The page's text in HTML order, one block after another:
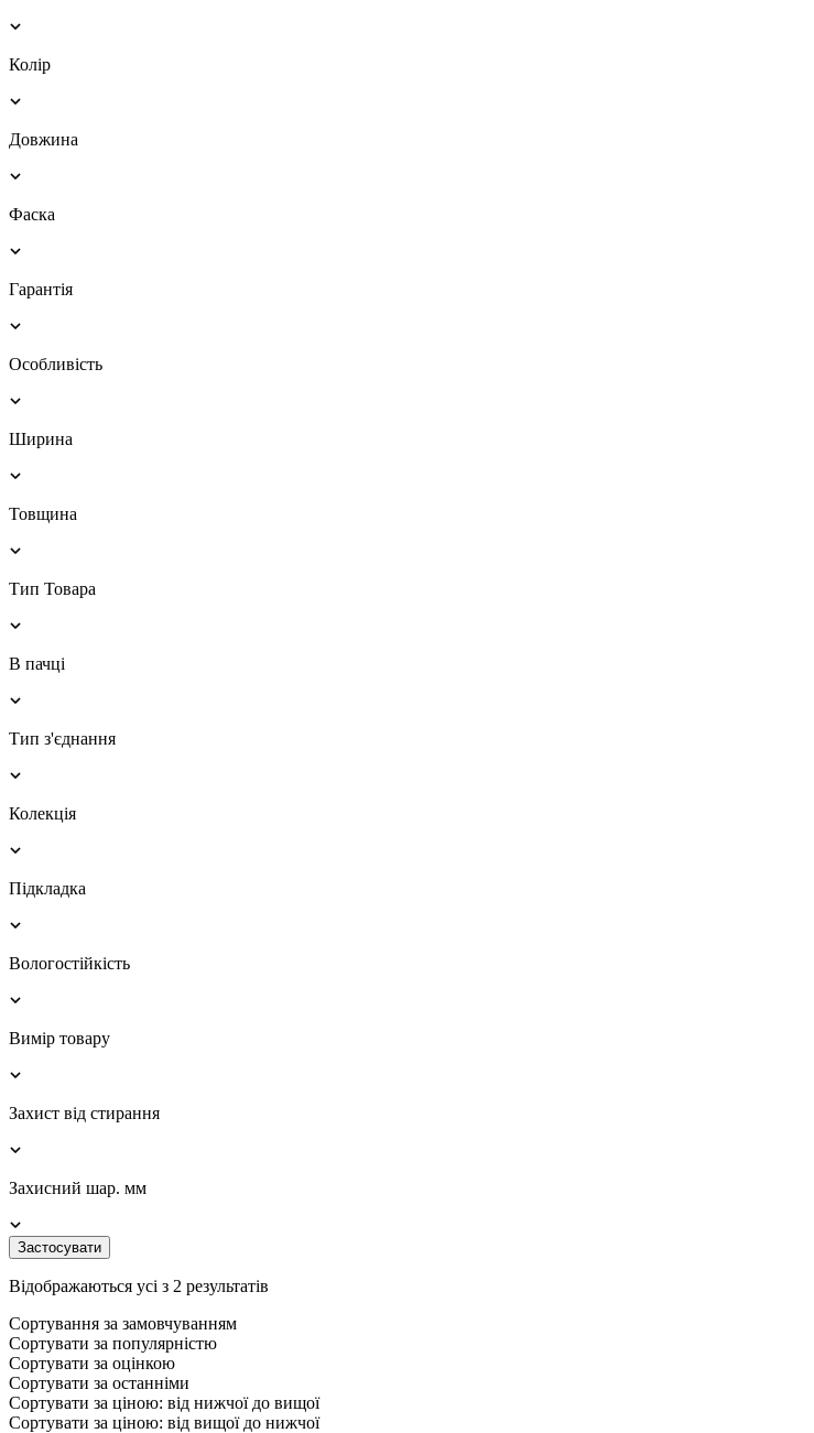
Колір
Довжина
Фаска
Гарантія
Особливість
Ширина
Товщина
Тип Товара
В пачці
Тип з'єднання
Колекція
Підкладка
Вологостійкість
Вимір товару
Захист від стирання
Захисний шар. мм
Застосувати
Відображаються усі з 2 результатів
Сортування за замовчуванням
Сортувати за популярністю
Сортувати за оцінкою
Сортувати за останніми
Сортувати за ціною: від нижчої до вищої
Сортувати за ціною: від вищої до нижчої